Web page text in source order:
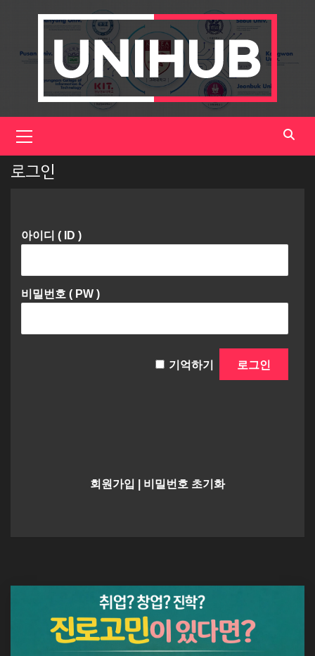
Menu
로그인
아이디 ( ID )
비밀번호 ( PW )
기억하기
회원가입 비밀번호 초기화